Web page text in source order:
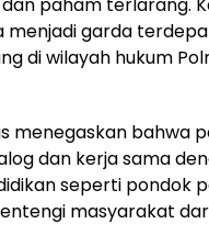
menjadi garda
di wilayah hukum
menegaskan bahwa
dan kerja sama
seperti pondok
masyarakat